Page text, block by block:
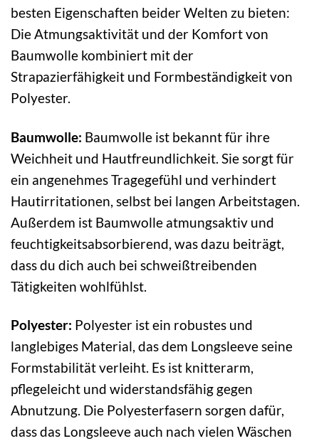
besten Eigenschaften beider Welten zu bieten:
Die Atmungsaktivität und der Komfort von
Baumwolle kombiniert mit der
Strapazierfähigkeit und Formbeständigkeit von
Polyester.
Baumwolle: Baumwolle ist bekannt für ihre
Weichheit und Hautfreundlichkeit. Sie sorgt für
ein angenehmes Tragegefühl und verhindert
Hautirritationen, selbst bei langen Arbeitstagen.
Außerdem ist Baumwolle atmungsaktiv und
feuchtigkeitsabsorbierend, was dazu beiträgt,
dass du dich auch bei schweißtreibenden
Tätigkeiten wohlfühlst.
Polyester: Polyester ist ein robustes und
langlebiges Material, das dem Longsleeve seine
Formstabilität verleiht. Es ist knitterarm,
pflegeleicht und widerstandsfähig gegen
Abnutzung. Die Polyesterfasern sorgen dafür,
dass das Longsleeve auch nach vielen Wäschen